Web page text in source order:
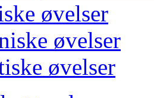
øvelser
øvelser
øvelser